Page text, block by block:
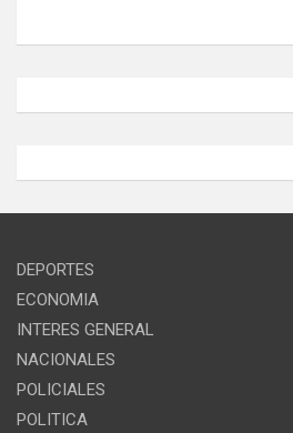
DEPORTES
ECONOMIA
INTERES GENERAL
NACIONALES
POLICIALES
POLITICA